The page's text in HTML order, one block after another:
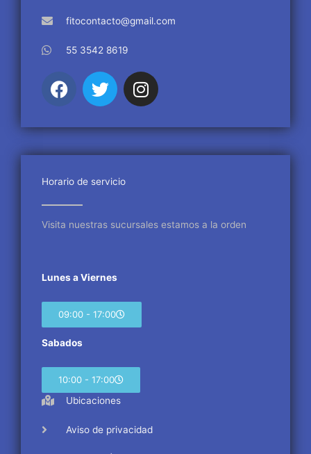
fitocontacto@gmail.com
55 3542 8619
F
a
e
b
o
k
T
w
t
t
r
I
n
t
a
m
Horario de servicio
Visita nuestras sucursales estamos a la orden
Lunes a Viernes
09:00 - 17:00
Sabados
10:00 - 17:00
Ubicaciones
Aviso de privacidad